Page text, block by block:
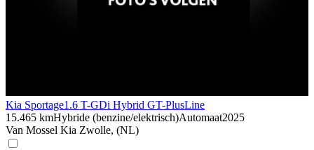
Kia Sportage1.6 T-GDi Hybrid GT-PlusLine
15.465 kmHybride (benzine/elektrisch)Automaat2025
Van Mossel Kia Zwolle, (NL)